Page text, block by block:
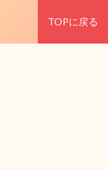
TOPに戻る